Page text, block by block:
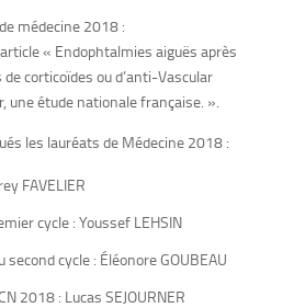
médecine 2018 :
« Endophtalmies aiguës après
corticoïdes ou d’anti-Vascular
une étude nationale française. ».
les lauréats de Médecine 2018 :
FAVELIER
cycle : Youssef LEHSIN
cycle : Éléonore GOUBEAU
2018 : Lucas SEJOURNER